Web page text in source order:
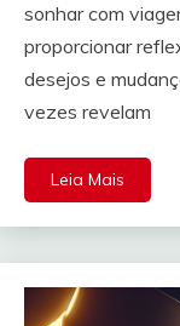
sonhar com
proporcionar
desejos e
vezes revelam
Leia Mais